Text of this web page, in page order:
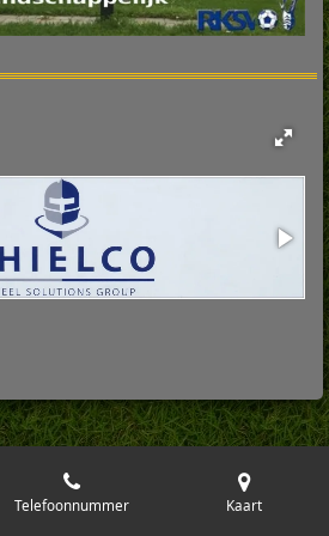
Telefoonnummer Kaart